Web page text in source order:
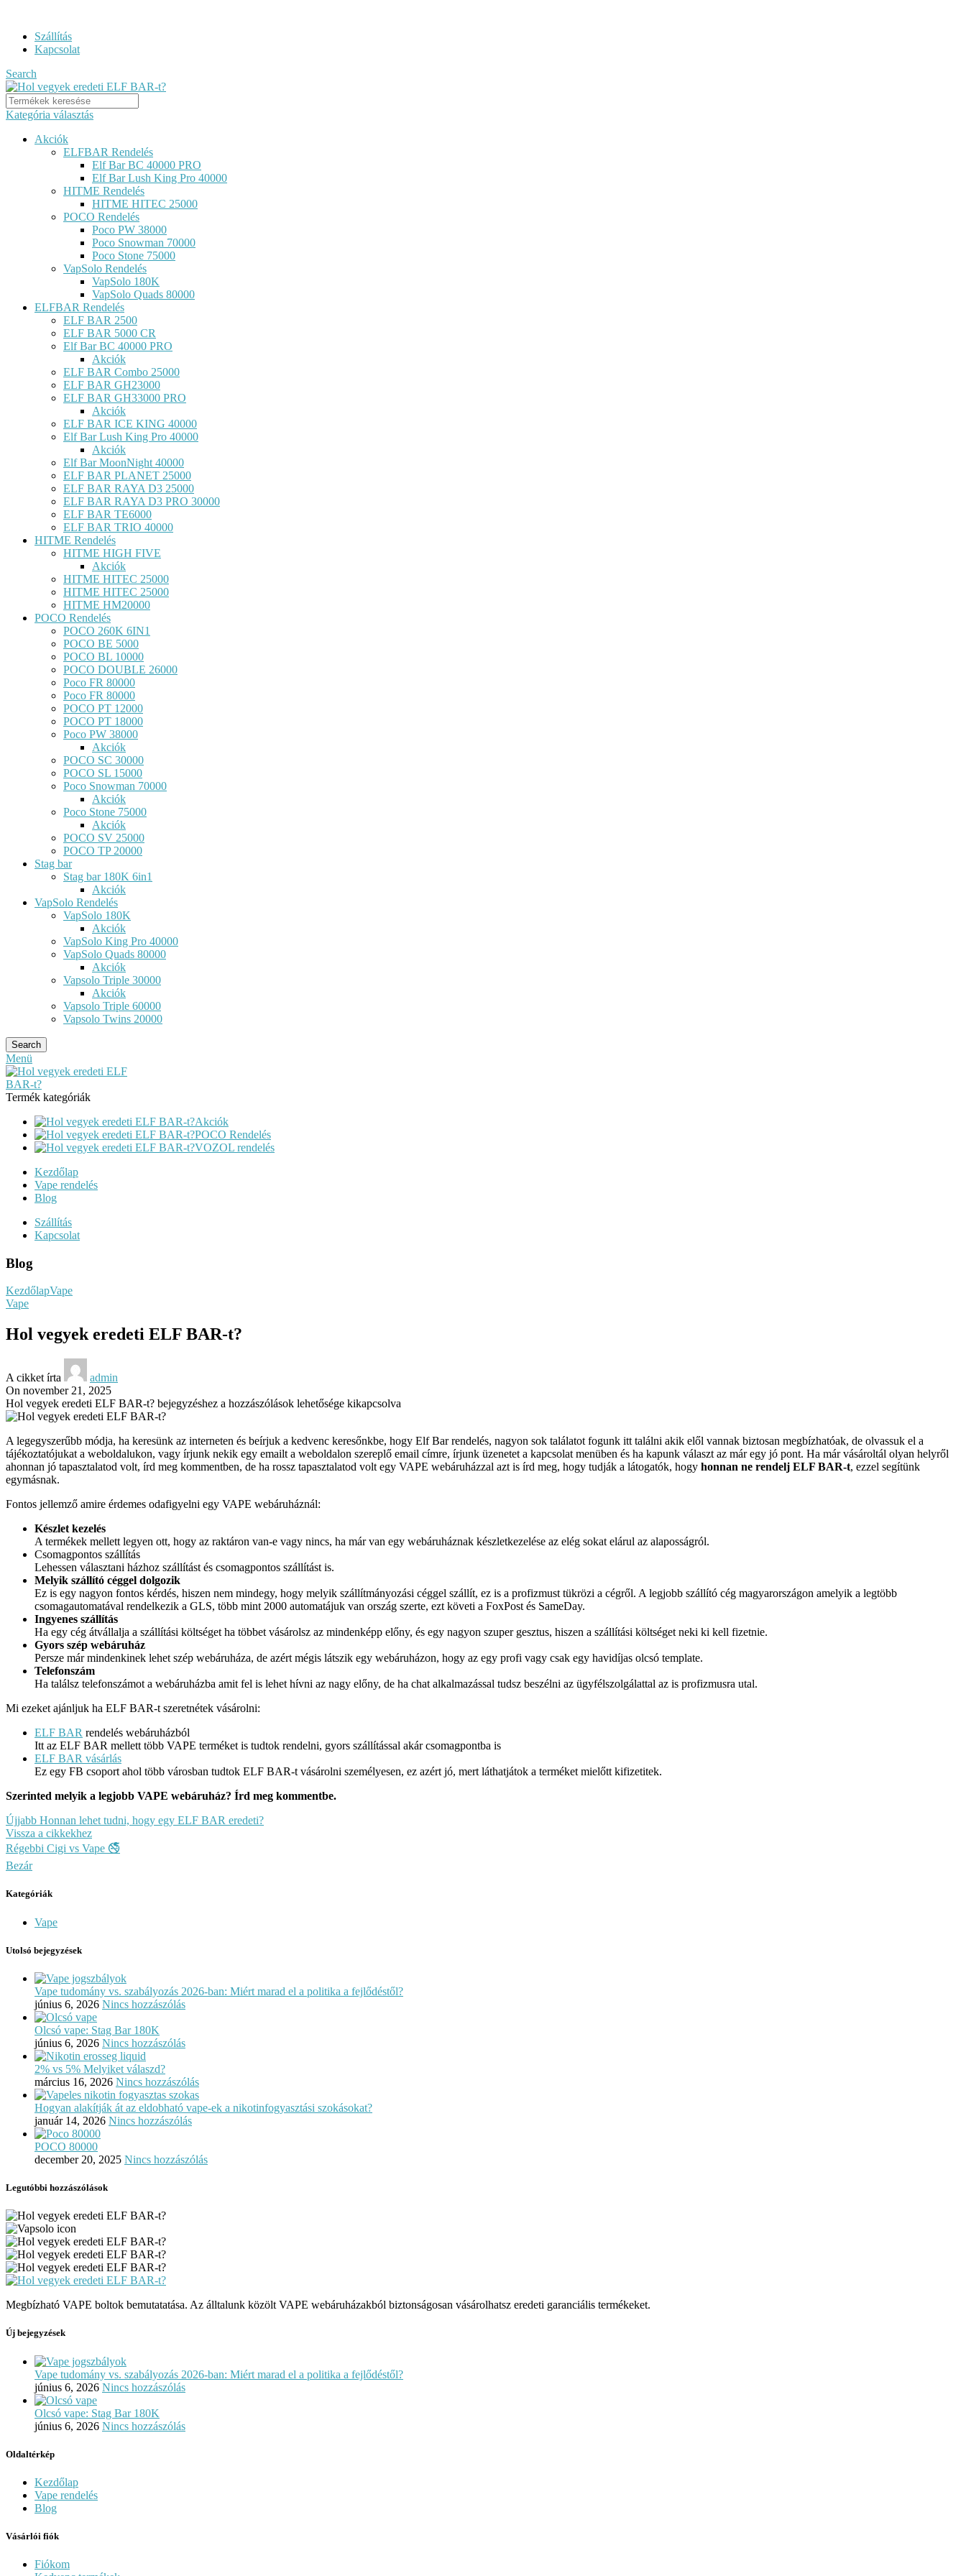
Szállítás
Kapcsolat
Search
Kategória választás
Akciók
ELFBAR Rendelés
Elf Bar BC 40000 PRO
Elf Bar Lush King Pro 40000
HITME Rendelés
HITME HITEC 25000
POCO Rendelés
Poco PW 38000
Poco Snowman 70000
Poco Stone 75000
VapSolo Rendelés
VapSolo 180K
VapSolo Quads 80000
ELFBAR Rendelés
ELF BAR 2500
ELF BAR 5000 CR
Elf Bar BC 40000 PRO
Akciók
ELF BAR Combo 25000
ELF BAR GH23000
ELF BAR GH33000 PRO
Akciók
ELF BAR ICE KING 40000
Elf Bar Lush King Pro 40000
Akciók
Elf Bar MoonNight 40000
ELF BAR PLANET 25000
ELF BAR RAYA D3 25000
ELF BAR RAYA D3 PRO 30000
ELF BAR TE6000
ELF BAR TRIO 40000
HITME Rendelés
HITME HIGH FIVE
Akciók
HITME HITEC 25000
HITME HITEC 25000
HITME HM20000
POCO Rendelés
POCO 260K 6IN1
POCO BE 5000
POCO BL 10000
POCO DOUBLE 26000
Poco FR 80000
Poco FR 80000
POCO PT 12000
POCO PT 18000
Poco PW 38000
Akciók
POCO SC 30000
POCO SL 15000
Poco Snowman 70000
Akciók
Poco Stone 75000
Akciók
POCO SV 25000
POCO TP 20000
Stag bar
Stag bar 180K 6in1
Akciók
VapSolo Rendelés
VapSolo 180K
Akciók
VapSolo King Pro 40000
VapSolo Quads 80000
Akciók
Vapsolo Triple 30000
Akciók
Vapsolo Triple 60000
Vapsolo Twins 20000
Search
Menü
Termék kategóriák
Akciók
POCO Rendelés
VOZOL rendelés
Kezdőlap
Vape rendelés
Blog
Szállítás
Kapcsolat
Blog
KezdőlapVape
Vape
Hol vegyek eredeti ELF BAR-t?
A cikket írta
admin
On november 21, 2025
Hol vegyek eredeti ELF BAR-t? bejegyzéshez a hozzászólások lehetősége kikapcsolva
A legegyszerűbb módja, ha keresünk az interneten és beírjuk a kedvenc keresőnkbe, hogy Elf Bar rendelés, nagyon sok találatot fogunk itt találni akik elől vannak biztosan megbízhatóak, de olvassuk el a
tájékoztatójukat a weboldalukon, vagy írjunk nekik egy emailt a weboldalon szereplő email címre, írjunk üzenetet a kapcsolat menüben és ha kapunk választ az már egy jó pont. Ha már vásároltál olyan helyről
ahonnan jó tapasztalatod volt, írd meg kommentben, de ha rossz tapasztalatod volt egy VAPE webáruházzal azt is írd meg, hogy tudják a látogatók, hogy honnan ne rendelj ELF BAR-t, ezzel segítünk
egymásnak.
Fontos jellemző amire érdemes odafigyelni egy VAPE webáruháznál:
Készlet kezelés
A termékek mellett legyen ott, hogy az raktáron van-e vagy nincs, ha már van egy webáruháznak készletkezelése az elég sokat elárul az alaposságról.
Csomagpontos szállítás
Lehessen választani házhoz szállítást és csomagpontos szállítást is.
Melyik szállító céggel dolgozik
Ez is egy nagyon fontos kérdés, hiszen nem mindegy, hogy melyik szállítmányozási céggel szállít, ez is a profizmust tükrözi a cégről. A legjobb szállító cég magyarországon amelyik a legtöbb
csomagautomatával rendelkezik a GLS, több mint 2000 automatájuk van ország szerte, ezt követi a FoxPost és SameDay.
Ingyenes szállítás
Ha egy cég átvállalja a szállítási költséget ha többet vásárolsz az mindenképp előny, és egy nagyon szuper gesztus, hiszen a szállítási költséget neki ki kell fizetnie.
Gyors szép webáruház
Persze már mindenkinek lehet szép webáruháza, de azért mégis látszik egy webáruházon, hogy az egy profi vagy csak egy havidíjas olcsó template.
Telefonszám
Ha találsz telefonszámot a webáruházba amit fel is lehet hívni az nagy előny, de ha chat alkalmazással tudsz beszélni az ügyfélszolgálattal az is profizmusra utal.
Mi ezeket ajánljuk ha ELF BAR-t szeretnétek vásárolni:
ELF BAR rendelés webáruházból
Itt az ELF BAR mellett több VAPE terméket is tudtok rendelni, gyors szállítással akár csomagpontba is
ELF BAR vásárlás
Ez egy FB csoport ahol több városban tudtok ELF BAR-t vásárolni személyesen, ez azért jó, mert láthatjátok a terméket mielőtt kifizetitek.
Szerinted melyik a legjobb VAPE webáruház? Írd meg kommentbe.
Újjabb Honnan lehet tudni, hogy egy ELF BAR eredeti?
Vissza a cikkekhez
Régebbi Cigi vs Vape 🚭
Bezár
Kategóriák
Vape
Utolsó bejegyzések
Vape tudomány vs. szabályozás 2026-ban: Miért marad el a politika a fejlődéstől?
június 6, 2026 Nincs hozzászólás
Olcsó vape: Stag Bar 180K
június 6, 2026 Nincs hozzászólás
2% vs 5% Melyiket válaszd?
március 16, 2026 Nincs hozzászólás
Hogyan alakítják át az eldobható vape-ek a nikotinfogyasztási szokásokat?
január 14, 2026 Nincs hozzászólás
POCO 80000
december 20, 2025 Nincs hozzászólás
Legutóbbi hozzászólások
Megbízható VAPE boltok bemutatatása. Az álltalunk közölt VAPE webáruházakból biztonságosan vásárolhatsz eredeti garanciális termékeket.
Új bejegyzések
Vape tudomány vs. szabályozás 2026-ban: Miért marad el a politika a fejlődéstől?
június 6, 2026 Nincs hozzászólás
Olcsó vape: Stag Bar 180K
június 6, 2026 Nincs hozzászólás
Oldaltérkép
Kezdőlap
Vape rendelés
Blog
Vásárlói fiók
Fiókom